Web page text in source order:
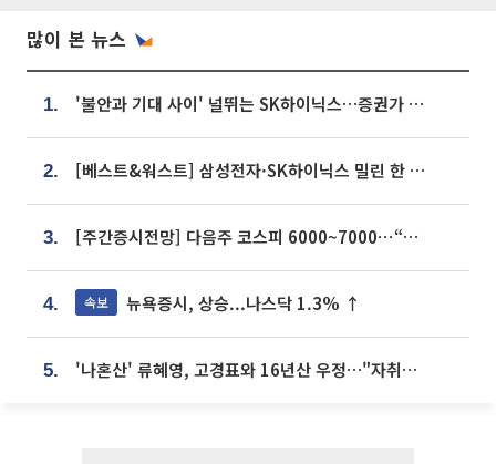
많이 본 뉴스
1. '불안과 기대 사이' 널뛰는 SK하이닉스…증권가 "HBM4·LTA 기반 펀터멘털 견고"
2. [베스트&워스트] 삼성전자·SK하이닉스 밀린 한 주…상상인증권은 85% 급등
3. [주간증시전망] 다음주 코스피 6000~7000⋯“外人 수급은 정책이 변수”
4. 속보 뉴욕증시, 상승...나스닥 1.3% ↑
5. '나혼산' 류혜영, 고경표와 16년산 우정…"자취방서 부모님과 마주쳐"